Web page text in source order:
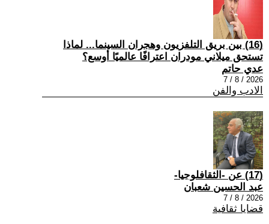
(16) بين بريق التلفزيون وهجران السينما... لماذا
تستحق ميلاني مودران اعترافًا عالميًا أوسع؟
عدي حاتم
2026 / 8 / 7
الادب والفن
(17) عن -الثقافلوجيا-
عبد الحسين شعبان
2026 / 8 / 7
قضايا ثقافية